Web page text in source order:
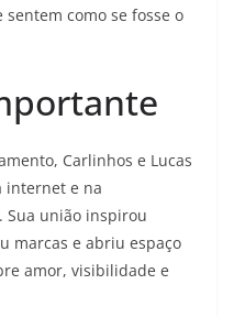
sentem como se fosse o
Carlinhos e Lucas
internet e na
Sua união inspirou
marcas e abriu espaço
amor, visibilidade e